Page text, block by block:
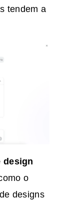
tendem a
design
o
designs